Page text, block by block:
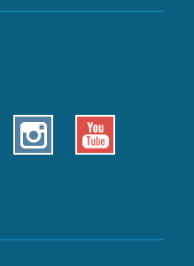
Instagram Youtube